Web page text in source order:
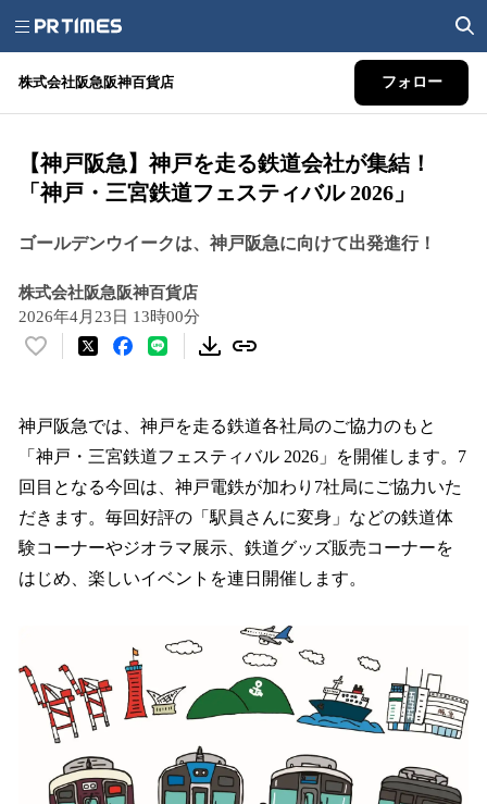
株式会社阪急阪神百貨店 フォロー
【神戸阪急】神戸を走る鉄道会社が集結！
「神戸・三宮鉄道フェスティバル 2026」
ゴールデンウイークは、神戸阪急に向けて出発進行！
株式会社阪急阪神百貨店
2026年4月23日 13時00分
い
！
数
を
読
み
込
中
神戸阪急では、神戸を走る鉄道各社局のご協力のもと
「神戸・三宮鉄道フェスティバル 2026」を開催します。7
回目となる今回は、神戸電鉄が加わり7社局にご協力いた
だきます。毎回好評の「駅員さんに変身」などの鉄道体
験コーナーやジオラマ展示、鉄道グッズ販売コーナーを
はじめ、楽しいイベントを連日開催します。